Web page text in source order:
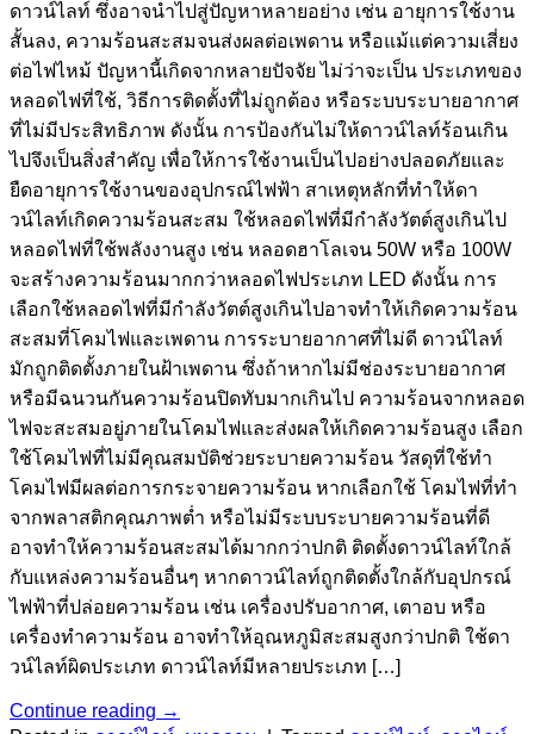
ดาวน์ไลท์ ซึ่งอาจนำไปสู่ปัญหาหลายอย่าง เช่น อายุการใช้งาน
สั้นลง, ความร้อนสะสมจนส่งผลต่อเพดาน หรือแม้แต่ความเสี่ยง
ต่อไฟไหม้ ปัญหานี้เกิดจากหลายปัจจัย ไม่ว่าจะเป็น ประเภทของ
หลอดไฟที่ใช้, วิธีการติดตั้งที่ไม่ถูกต้อง หรือระบบระบายอากาศ
ที่ไม่มีประสิทธิภาพ ดังนั้น การป้องกันไม่ให้ดาวน์ไลท์ร้อนเกิน
ไปจึงเป็นสิ่งสำคัญ เพื่อให้การใช้งานเป็นไปอย่างปลอดภัยและ
ยืดอายุการใช้งานของอุปกรณ์ไฟฟ้า สาเหตุหลักที่ทำให้ดา
วน์ไลท์เกิดความร้อนสะสม ใช้หลอดไฟที่มีกำลังวัตต์สูงเกินไป
หลอดไฟที่ใช้พลังงานสูง เช่น หลอดฮาโลเจน 50W หรือ 100W
จะสร้างความร้อนมากกว่าหลอดไฟประเภท LED ดังนั้น การ
เลือกใช้หลอดไฟที่มีกำลังวัตต์สูงเกินไปอาจทำให้เกิดความร้อน
สะสมที่โคมไฟและเพดาน การระบายอากาศที่ไม่ดี ดาวน์ไลท์
มักถูกติดตั้งภายในฝ้าเพดาน ซึ่งถ้าหากไม่มีช่องระบายอากาศ
หรือมีฉนวนกันความร้อนปิดทับมากเกินไป ความร้อนจากหลอด
ไฟจะสะสมอยู่ภายในโคมไฟและส่งผลให้เกิดความร้อนสูง เลือก
ใช้โคมไฟที่ไม่มีคุณสมบัติช่วยระบายความร้อน วัสดุที่ใช้ทำ
โคมไฟมีผลต่อการกระจายความร้อน หากเลือกใช้ โคมไฟที่ทำ
จากพลาสติกคุณภาพต่ำ หรือไม่มีระบบระบายความร้อนที่ดี
อาจทำให้ความร้อนสะสมได้มากกว่าปกติ ติดตั้งดาวน์ไลท์ใกล้
กับแหล่งความร้อนอื่นๆ หากดาวน์ไลท์ถูกติดตั้งใกล้กับอุปกรณ์
ไฟฟ้าที่ปล่อยความร้อน เช่น เครื่องปรับอากาศ, เตาอบ หรือ
เครื่องทำความร้อน อาจทำให้อุณหภูมิสะสมสูงกว่าปกติ ใช้ดา
วน์ไลท์ผิดประเภท ดาวน์ไลท์มีหลายประเภท […]
Continue reading →